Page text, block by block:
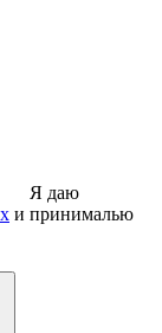
Я даю
и принималью